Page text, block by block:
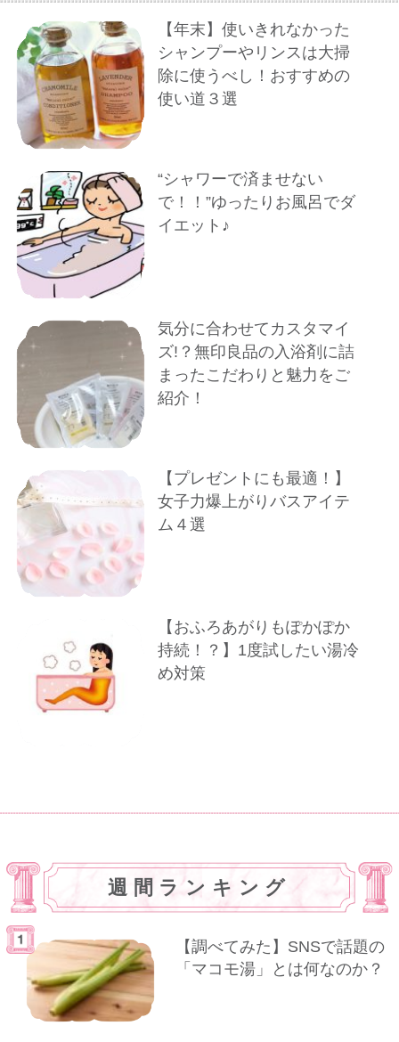
【年末】使いきれなかった
シャンプーやリンスは大掃
除に使うべし！おすすめの
使い道３選
“シャワーで済ませない
で！！”ゆったりお風呂でダ
イエット♪
気分に合わせてカスタマイ
ズ!？無印良品の入浴剤に詰
まったこだわりと魅力をご
紹介！
【プレゼントにも最適！】
女子力爆上がりバスアイテ
ム４選
【おふろあがりもぽかぽか
持続！？】1度試したい湯冷
め対策
週間ランキング
【調べてみた】SNSで話題の
「マコモ湯」とは何なのか？